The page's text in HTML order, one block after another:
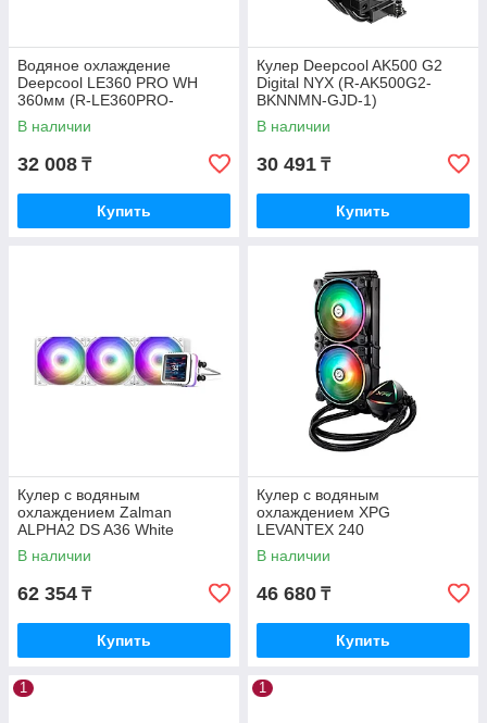
Водяное охлаждение
Deepcool LE360 PRO WH
360мм (R-LE360PRO-
WHAMMC-G-1)
В наличии
32 008 ₸
Купить
Кулер Deepcool AK500 G2
Digital NYX (R-AK500G2-
BKNNMN-GJD-1)
В наличии
30 491 ₸
Купить
Кулер с водяным
охлаждением Zalman
ALPHA2 DS A36 White
(ALPHA2 DS A36 White)
В наличии
62 354 ₸
Купить
Кулер с водяным
охлаждением XPG
LEVANTEX 240
LEVANTEX240-BKCWW
В наличии
46 680 ₸
Купить
1 1